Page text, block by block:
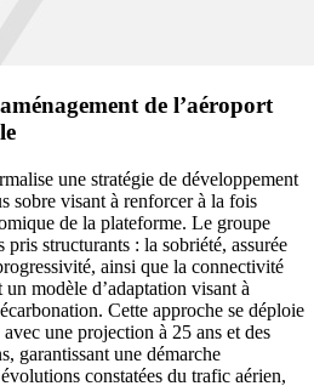
de l’aéroport
une stratégie de développement
sobre visant à renforcer à la fois
de la plateforme. Le groupe
structurants : la sobriété, assurée
ainsi que la connectivité
modèle d’adaptation visant à
Cette approche se déploie
une projection à 25 ans et des
garantissant une démarche
constatées du trafic aérien,